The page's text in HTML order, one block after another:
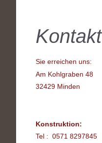
Kontakt
Sie erreichen uns:
Am Kohlgraben 48
32429 Minden
Konstruktion:
Tel : 0571 8297845